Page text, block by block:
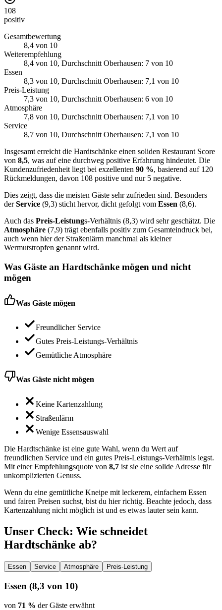
108
positiv
Gesamtbewertung
8,4 von 10
Weiterempfehlung
8,4 von 10, Durchschnitt Oberhausen: 7 von 10
Essen
8,3 von 10, Durchschnitt Oberhausen: 7,1 von 10
Preis-Leistung
7,3 von 10, Durchschnitt Oberhausen: 6 von 10
Atmosphäre
7,8 von 10, Durchschnitt Oberhausen: 7,1 von 10
Service
8,7 von 10, Durchschnitt Oberhausen: 7,1 von 10
Insgesamt erreicht die Hardtschänke einen soliden Restaurant Score
von 8,5, was auf eine durchweg positive Erfahrung hindeutet. Die
Kundenzufriedenheit liegt bei exzellenten 90 %, basierend auf 120
Rückmeldungen, davon 108 positive und nur 5 negative.
Dies zeigt, dass die meisten Gäste sehr zufrieden sind. Besonders
derService (9,3) sticht hervor, dicht gefolgt vom Essen (8,6).
Auch das Preis-Leistungs-Verhältnis (8,3) wird sehr geschätzt. Die
Atmosphäre (7,9) trägt ebenfalls positiv zum Gesamteindruck bei,
auch wenn hier der Straßenlärm manchmal als kleiner
Wermutstropfen genannt wird.
Was Gäste an Hardtschänke mögen und nicht
mögen
Was Gäste mögen
Freundlicher Service
Gutes Preis-Leistungs-Verhältnis
Gemütliche Atmosphäre
Was Gäste nicht mögen
Keine Kartenzahlung
Straßenlärm
Wenige Essensauswahl
Die Hardtschänke ist eine gute Wahl, wenn du Wert auf
freundlichen Service und ein gutes Preis-Leistungs-Verhältnis legst.
Mit einer Empfehlungsquote von 8,7 ist sie eine solide Adresse für
unkomplizierten Genuss.
Wenn du eine gemütliche Kneipe mit leckerem, einfachem Essen
und fairen Preisen suchst, bist du hier richtig. Beachte jedoch, dass
Kartenzahlung nicht möglich ist und es etwas lauter sein kann.
Unser Check: Wie schneidet
Hardtschänke ab?
Essen Service Atmosphäre Preis-Leistung
Essen (8,3 von 10)
von 71 % der Gäste erwähnt